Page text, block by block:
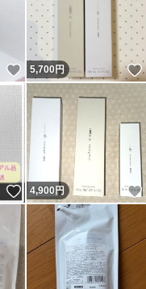
いいね！
5,700円
いいね！
4,900円